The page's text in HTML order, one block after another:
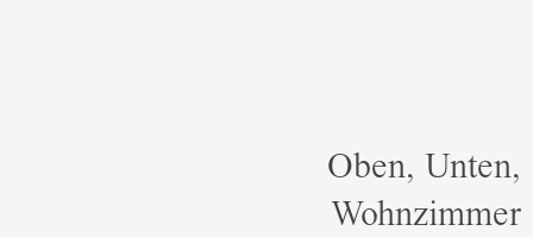
Oben, Unten,
Wohnzimmer